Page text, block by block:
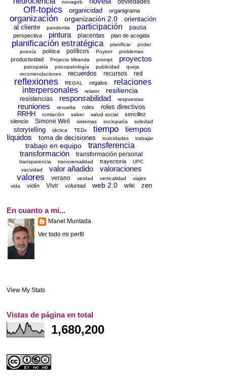
novagob obviedades
Off-topics organicidad organigrama
organización organización 2.0
orientación
al cliente
pandemia participación pausa
perspectiva pintura placentas plan de acogida
planificación estratégica planificar
poder
poesía
política políticos Poyton problemas
productividad Projecte Miranda prompt proyectos
psicopatía psicopatología publicidad
queja
recomendaciones
recuerdos recursos red
reflexiones REGAL regalos
relaciones
interpersonales
relator resiliencia
resistencias responsabilidad respuestas
reuniones revuelta roles
roles directivos
RRHH
rumiación saber salud social
sencillez
silencio
Simone Weil sistemas sociopatía soledad
storytelling táctica TEDx tiempo
tiempos
líquidos
toma de decisiones toxicidades trabajar
trabajo en equipo
transferencia
transformación
transformación personal
transparencia transversalidad trayectoria
UPC
vacuidad
valor añadido valoraciones
valores verano verdad verticalidad
viajes
vida
violín Vivir voluntad web 2.0 wiki zen
En cuanto a mi...
Manel Muntada
Ver todo mi perfil
View My Stats
Vistas de página en total
1,680,200